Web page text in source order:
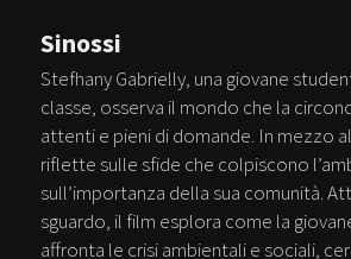
Sinossi
Stefhany Gabrielly, una giovane
classe, osserva il mondo che la
attenti e pieni di domande. In mezzo
riflette sulle sfide che colpiscono
sull’importanza della sua comunità.
sguardo, il film esplora come la
affronta le crisi ambientali e sociali,